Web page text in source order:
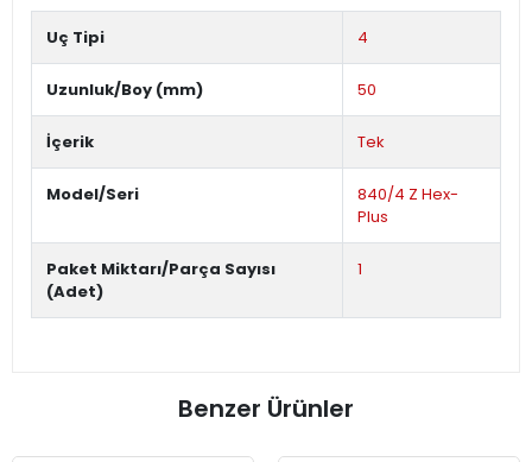
Uç Tipi 4
Uzunluk/Boy (mm) 50
İçerik Tek
Model/Seri
840/4 Z Hex-
Plus
Paket Miktarı/Parça Sayısı
(Adet)
1
Benzer Ürünler